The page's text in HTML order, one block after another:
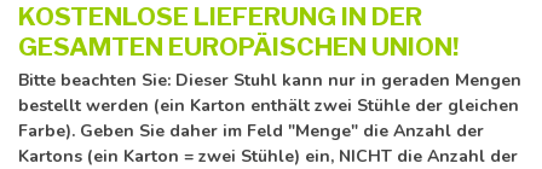
KOSTENLOSE LIEFERUNG IN DER
GESAMTEN EUROPÄISCHEN UNION!
Bitte beachten Sie: Dieser Stuhl kann nur in geraden Mengen
bestellt werden (ein Karton enthält zwei Stühle der gleichen
Farbe). Geben Sie daher im Feld "Menge" die Anzahl der
Kartons (ein Karton = zwei Stühle) ein, NICHT die Anzahl der